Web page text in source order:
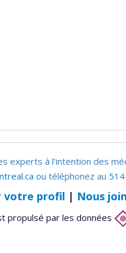
experts à l’intention des
ou téléphonez au
votre profil | Nous
propulsé par les données